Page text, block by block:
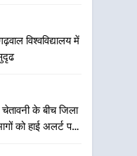
मानकों से कोई
विश्वविद्यालय में
चेतावनी के बीच जिला
को हाई अलर्ट पर
रफ्तार
सिंह धामी के
की प्रगति की हुई
के फरार